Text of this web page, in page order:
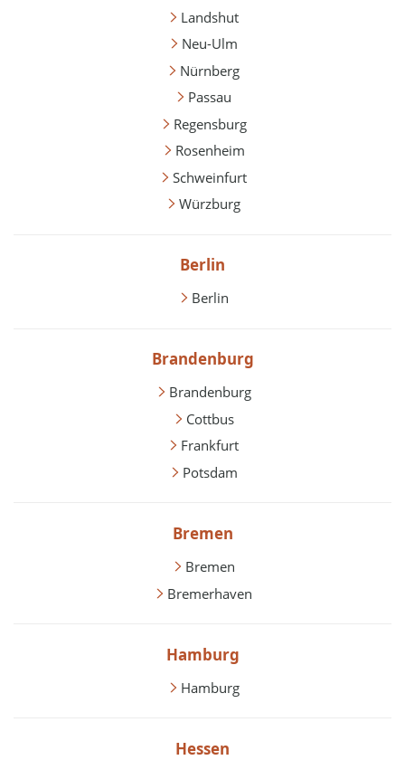
Landshut
Neu-Ulm
Nürnberg
Passau
Regensburg
Rosenheim
Schweinfurt
Würzburg
Berlin
Berlin
Brandenburg
Brandenburg
Cottbus
Frankfurt
Potsdam
Bremen
Bremen
Bremerhaven
Hamburg
Hamburg
Hessen